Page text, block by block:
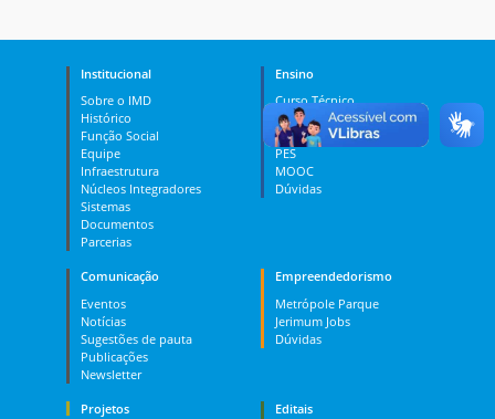
Institucional
Sobre o IMD
Histórico
Função Social
Equipe
Infraestrutura
Núcleos Integradores
Sistemas
Documentos
Parcerias
Ensino
Curso Técnico
Graduação
Pós-graduação
PES
MOOC
Dúvidas
Comunicação
Eventos
Notícias
Sugestões de pauta
Publicações
Newsletter
Empreendedorismo
Metrópole Parque
Jerimum Jobs
Dúvidas
Projetos
Editais